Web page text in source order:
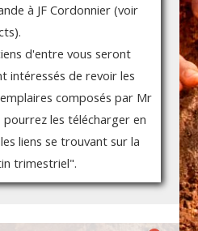
à JF Cordonnier (voir
d'entre vous seront
intéressés de revoir les
composés par Mr
pourrez les télécharger en
liens se trouvant sur la
trimestriel".